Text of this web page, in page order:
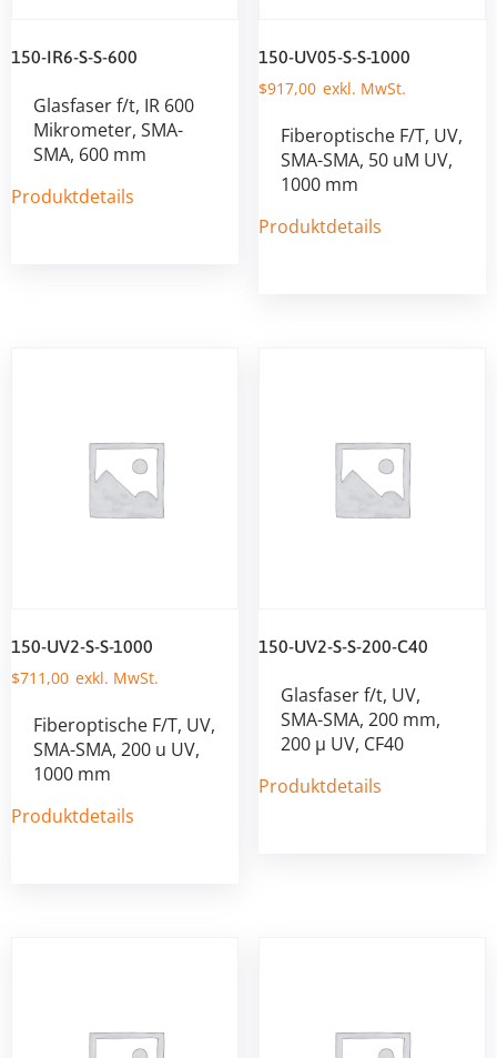
150-IR6-S-S-600
Glasfaser f/t, IR 600
Mikrometer, SMA-
SMA, 600 mm
Produktdetails
150-UV05-S-S-1000
$917,00
Fiberoptische F/T, UV,
SMA-SMA, 50 uM UV,
1000 mm
Produktdetails
150-UV2-S-S-1000
$711,00
Fiberoptische F/T, UV,
SMA-SMA, 200 u UV,
1000 mm
Produktdetails
150-UV2-S-S-200-C40
Glasfaser f/t, UV,
SMA-SMA, 200 mm,
200 µ UV, CF40
Produktdetails